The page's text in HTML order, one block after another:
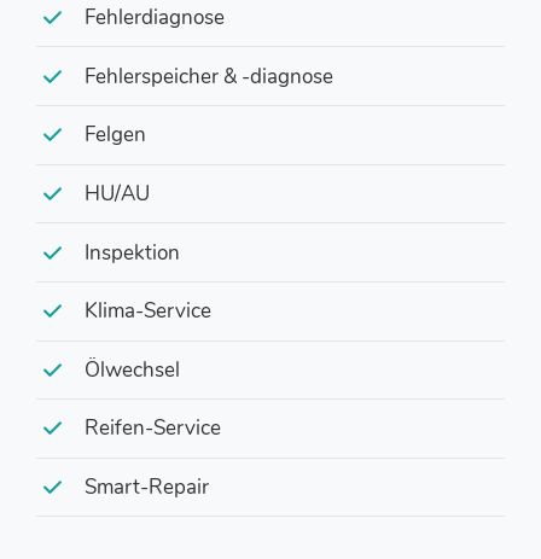
Fehlerdiagnose
Fehlerspeicher & -diagnose
Felgen
HU/AU
Inspektion
Klima-Service
Ölwechsel
Reifen-Service
Smart-Repair